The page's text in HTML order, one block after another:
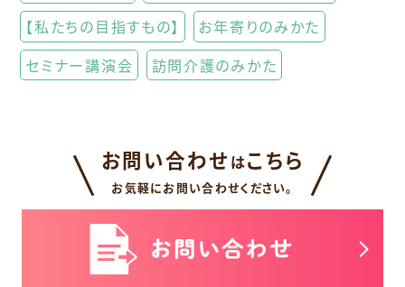
【私たちの目指すもの】
お年寄りのみかた
セミナー講演会
訪問介護のみかた
お問い合わせ はこちら
お気軽にお問い合わせください。